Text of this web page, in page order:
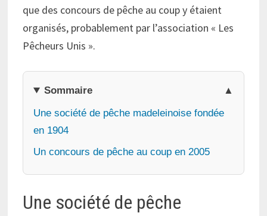
que des concours de pêche au coup y étaient
organisés, probablement par l’association « Les
Pêcheurs Unis ».
Sommaire
Une société de pêche madeleinoise fondée
en 1904
Un concours de pêche au coup en 2005
Une société de pêche